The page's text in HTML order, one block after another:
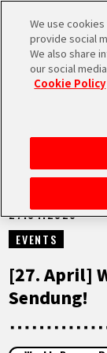
NEUES
VIDEOS
VIDEOS
27.04.2026
EVENTS
[27. April]
Sendung!
We use
provide social
We also share
our social
Cookie Policy